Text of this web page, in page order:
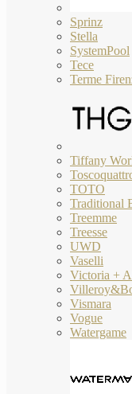
Sprinz
Stella
SystemPool
Tece
Terme
Tiffany
TOTO
Traditional
Treemme
Treesse
UWD
Vaselli
Victoria +
Vismara
Vogue
Watergame